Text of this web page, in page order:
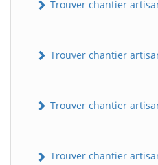
Trouver chantier
Trouver chantier
Trouver chantier
Trouver chantier